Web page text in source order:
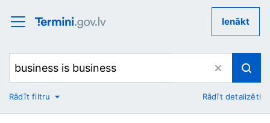
Ienākt
No
Rādīt filtru Rādīt detalizēti